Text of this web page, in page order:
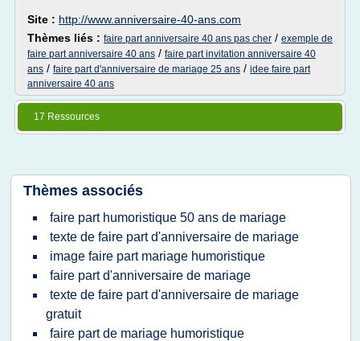
Site : http://www.anniversaire-40-ans.com
Thèmes liés : faire part anniversaire 40 ans pas cher / exemple de
faire part anniversaire 40 ans / faire part invitation anniversaire 40
ans / faire part d'anniversaire de mariage 25 ans / idee faire part
anniversaire 40 ans
17 Ressources
Thèmes associés
faire part humoristique 50 ans de mariage
texte de faire part d'anniversaire de mariage
image faire part mariage humoristique
faire part d'anniversaire de mariage
texte de faire part d'anniversaire de mariage
gratuit
faire part de mariage humoristique